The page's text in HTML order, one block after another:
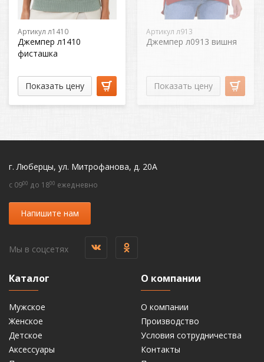
Артикул л1410
Джемпер л1410
фисташка
Показать цену
Артикул л913
Джемпер л0913 вишня
Показать цену
г. Люберцы, ул. Митрофанова, д. 20А
c 0900 до 1800 ежедневно
Напишите нам
Мы в соцсетях
Каталог
Мужское
Женское
Детское
Аксессуары
О компании
О компании
Производство
Условия сотрудничества
Контакты